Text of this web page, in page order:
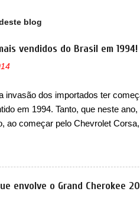
blog
vendidos do Brasil em 1994!
invasão dos importados ter
em 1994. Tanto, que neste
ao começar pelo Chevrolet
da Chevrolet que assustou a
nova geração do Volkswagen Gol
feita do zero, apelidada de
outro Volkswagen fazia sua
envolve o Grand Cherokee